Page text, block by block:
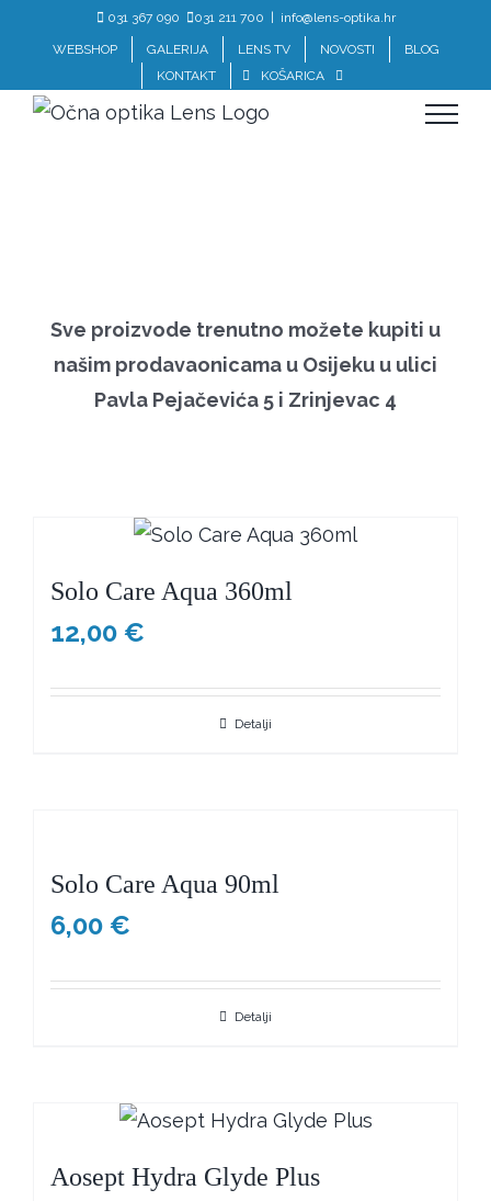
content
031 367 090 031 211 700 info@lens-optika.hr
WEBSHOP GALERIJA LENS TV NOVOSTI
BLOG
KONTAKT
KOŠARICA
Sve proizvode trenutno možete kupiti u
našim prodavaonicama u Osijeku u ulici
Pavla Pejačevića 5 i Zrinjevac 4
Solo Care Aqua 360ml
12,00 €
Detalji
Solo Care Aqua 90ml
6,00 €
Detalji
Aosept Hydra Glyde Plus